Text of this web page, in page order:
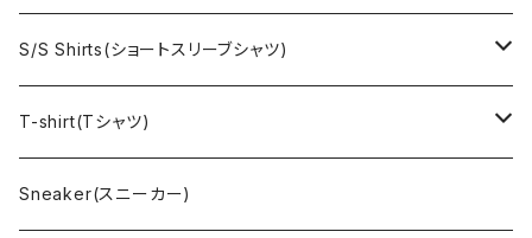
Denim jacket(デニムジャケット)
Vest(ベスト)
Outdoor(アウトドア)
Sports sweat(スポーツ スウェット)
Character(キャラクター)
Lee （リー）
Brand(ブランド)
LACOSTE(ラコステ)
Cardigan(カーディガン)
Ralph Lauren(ラルフローレン)
Brooks Brothers(ブルックスブラザーズ)
Military（ミリタリー）
S/S Shirts(ショートスリーブシャツ)
Ralph Lauren (ラルフローレン)
Hawaiian(ハワイアン)
T-shirt(Tシャツ)
Champion(チャンピオン)
Sneaker(スニーカー)